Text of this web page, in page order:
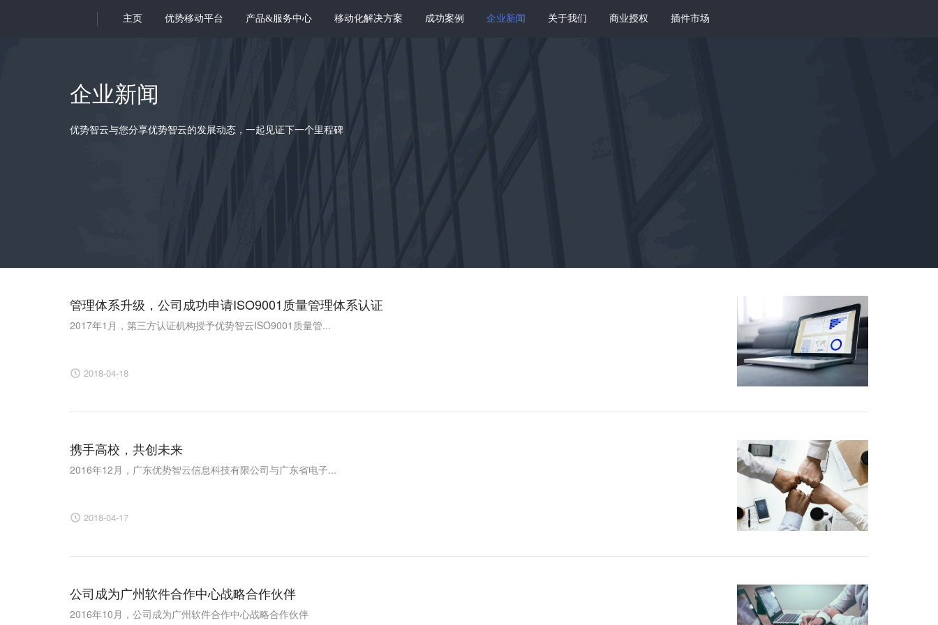
主页 优势移动平台 产品&服务中心 移动化解决方案 成功案例 企业新闻 关于我们 商业授权 插件市场
企业新闻
优势智云与您分享优势智云的发展动态，一起见证下一个里程碑
管理体系升级，公司成功申请ISO9001质量管理体系认证
2017年1月，第三方认证机构授予优势智云ISO9001质量管...
2018-04-18
携手高校，共创未来
2016年12月，广东优势智云信息科技有限公司与广东省电子...
2018-04-17
公司成为广州软件合作中心战略合作伙伴
2016年10月，公司成为广州软件合作中心战略合作伙伴